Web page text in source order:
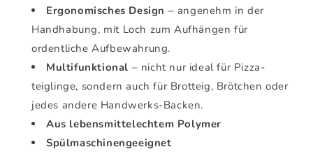
Ergonomisches Design – angenehm in der
Handhabung, mit Loch zum Aufhängen für
ordentliche Aufbewahrung.
Multifunktional – nicht nur ideal für Pizza­
teiglinge, sondern auch für Brotteig, Brötchen oder
jedes andere Handwerks‑Backen.
Aus lebensmittelechtem Polymer
Spülmaschinengeeignet